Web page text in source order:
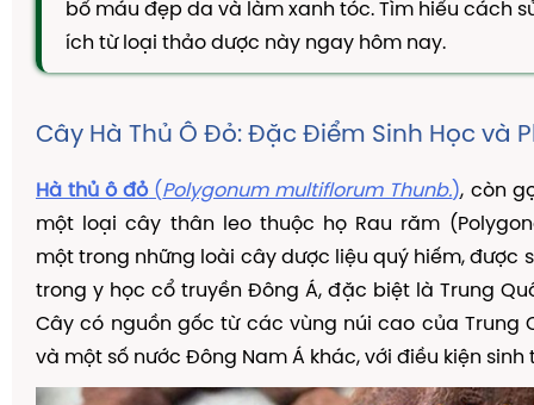
TAM THẤT MẬT ONG
CAO DÂY THÌA CANH
KIẾN THỨC
Kiến Thức Về Ho
Kiến Thức Về Dạ Dày
Kiến Thức Về Đại Tràng
Kiến Thức Về Hà Thủ Ô
Kiến Thức Về Tam Thất
Kiến Thức Về Tiểu Đường
bổ máu đẹp da và làm xanh tóc. Tìm hiểu cách
ích từ loại thảo dược này ngay hôm nay.
Cây Hà Thủ Ô Đỏ: Đặc Điểm Sinh Học và
Hà thủ ô đỏ(Polygonum multiflorum Thunb.), còn
một loại cây thân leo thuộc họ Rau răm
một trong những loài cây dược liệu quý hiếm, được
trong y học cổ truyền Đông Á, đặc biệt là Trung
Cây có nguồn gốc từ các vùng núi cao của Trung
và một số nước Đông Nam Á khác, với điều kiện